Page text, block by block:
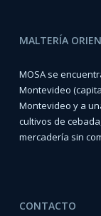
MALTERÍA
MOSA se
Montevideo
Montevideo y a
cultivos de
mercadería sin
CONTACTO